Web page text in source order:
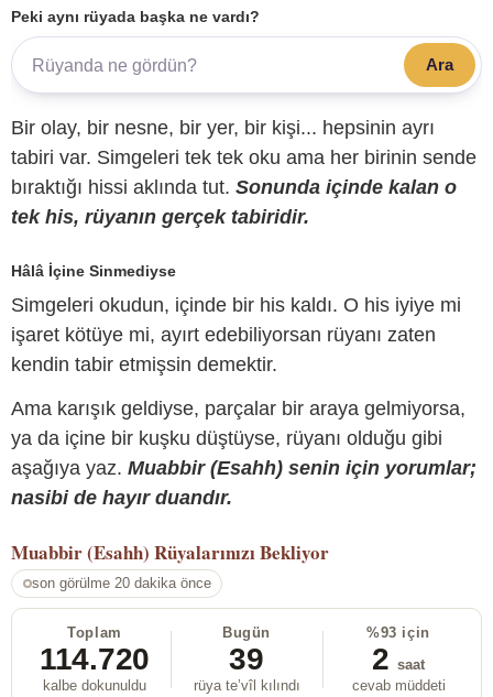
Peki aynı rüyada başka ne vardı?
Ara
Bir olay, bir nesne, bir yer, bir kişi... hepsinin ayrı
tabiri var. Simgeleri tek tek oku ama her birinin sende
bıraktığı hissi aklında tut. Sonunda içinde kalan o
tek his, rüyanın gerçek tabiridir.
Hâlâ İçine Sinmediyse
Simgeleri okudun, içinde bir his kaldı. O his iyiye mi
işaret kötüye mi, ayırt edebiliyorsan rüyanı zaten
kendin tabir etmişsin demektir.
Ama karışık geldiyse, parçalar bir araya gelmiyorsa,
ya da içine bir kuşku düştüyse, rüyanı olduğu gibi
aşağıya yaz. Muabbir (Esahh) senin için yorumlar;
nasibi de hayır duandır.
Muabbir (Esahh) Rüyalarınızı Bekliyor
son görülme 20 dakika önce
Toplam
114.720
kalbe dokunuldu
Bugün
39
rüya te’vîl kılındı
%93 için
2 saat
cevab müddeti